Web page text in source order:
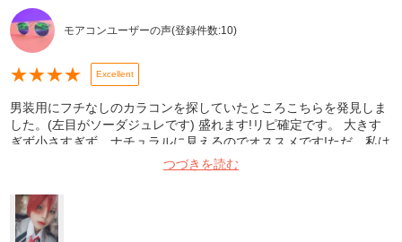
モアコンユーザーの声(登録件数:10)
★★★★ Excellent
男装用にフチなしのカラコンを探していたところこちらを発見しま
した。(左目がソーダジュレです) 盛れます!リピ確定です。 大きす
ぎず小さすぎず、ナチュラルに見えるのでオススメです!ただ、私は
目が乾燥してしまい長時間は付けられませんでした(><)
つづきを読む